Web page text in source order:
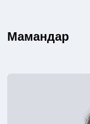
Мамандар